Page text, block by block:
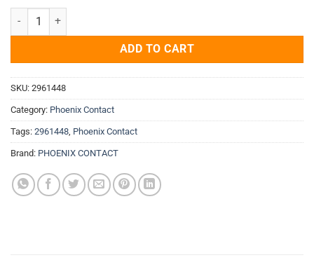
Rơ-le công nghiệp REL-MR-120AC/21-21 quantity
ADD TO CART
SKU: 2961448
Category: Phoenix Contact
Tags: 2961448, Phoenix Contact
Brand: PHOENIX CONTACT